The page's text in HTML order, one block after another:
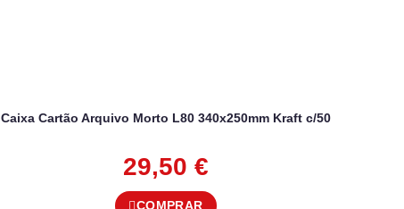
Caixa Cartão Arquivo Morto L80 340x250mm Kraft c/50
29,50 €
COMPRAR